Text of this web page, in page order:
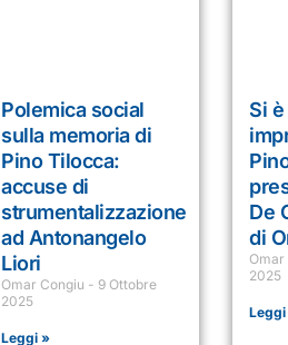
Polemica social
sulla memoria di
Pino Tilocca:
accuse di
strumentalizzazione
ad Antonangelo
Liori
Omar Congiu
9 Ottobre
2025
Leggi »
Si
De
di
Omar
2025